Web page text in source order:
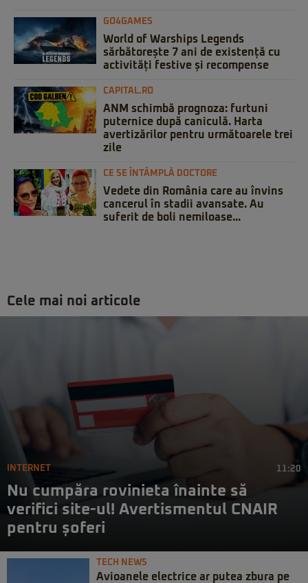
GO4GAMES
World of Warships Legends
sărbătorește 7 ani de existență cu
activități festive și recompense
CAPITAL.RO
ANM schimbă prognoza: furtuni
puternice după caniculă. Harta
avertizărilor pentru următoarele trei
zile
CE SE ÎNTÂMPLĂ DOCTORE
Vedete din România care au învins
cancerul în stadii avansate. Au
suferit de boli nemiloase...
Cele mai noi articole
INTERNET 11:20
Nu cumpăra rovinieta înainte să
verifici site-ul! Avertismentul CNAIR
pentru șoferi
TECH NEWS
Avioanele electrice ar putea zbura pe